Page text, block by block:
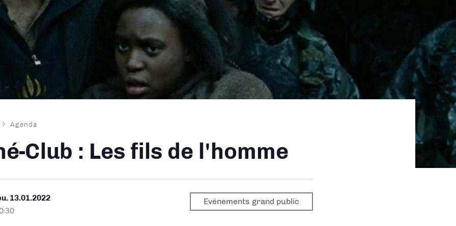
Agenda
Club : Les fils de l'homme
13.01.2022 Evénements grand public